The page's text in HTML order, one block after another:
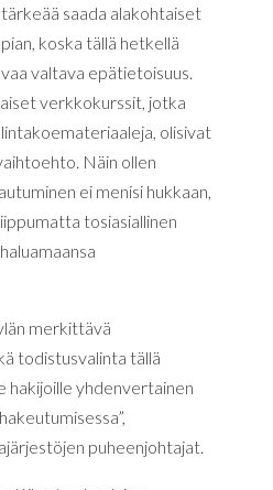
saada alakohtaiset
koska tällä hetkellä
valtava epätietoisuus.
verkkokurssit, jotka
olisivat
Näin ollen
ei menisi hukkaan,
tosiasiallinen
merkittävä
todistusvalinta tällä
hakijoille yhdenvertainen
puheenjohtajat.